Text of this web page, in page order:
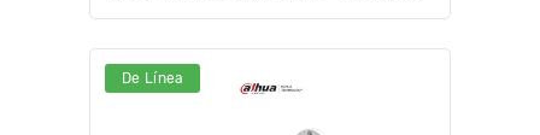
De Línea